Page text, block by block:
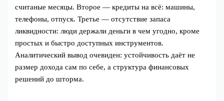
считаные месяцы. Второе — кредиты на всё: машины,
телефоны, отпуск. Третье — отсутствие запаса
ликвидности: люди держали деньги в чем угодно, кроме
простых и быстро доступных инструментов.
Аналитический вывод очевиден: устойчивость даёт не
размер дохода сам по себе, а структура финансовых
решений до шторма.